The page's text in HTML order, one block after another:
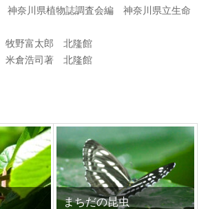
神奈川県植物誌調査会編 神奈川県立生命
牧野富太郎 北隆館
米倉浩司著 北隆館
まちだの昆虫